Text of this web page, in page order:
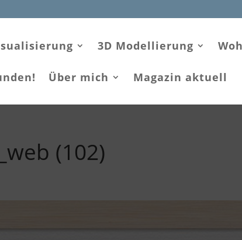
3D Modellierung
Über mich Magazin aktuell
(102)